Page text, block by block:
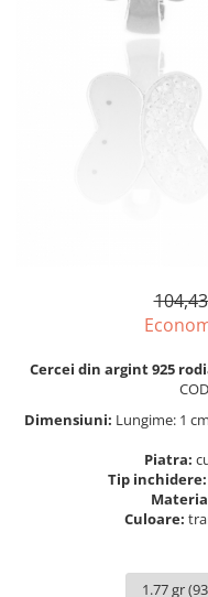
SETURI BIJUTERII
BRATARA TIP ROZARIU
LANTURI TIP ROZARIU
Cercei din argint 925
Dimensiuni: Lungime: 1
Piatra:
Tip inchidere:
Culoare: